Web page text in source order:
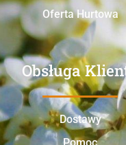
Oferta Hurtowa
Obsługa
Dostawy